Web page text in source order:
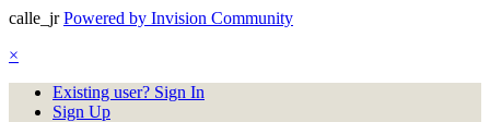
calle_jr Powered by Invision Community
×
Existing user? Sign In
Sign Up